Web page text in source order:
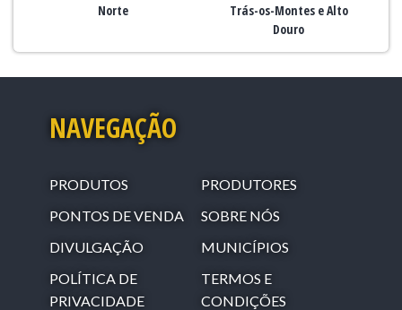
Norte
Trás-os-Montes e Alto
Douro
NAVEGAÇÃO
PRODUTOS
PRODUTORES
PONTOS DE VENDA
SOBRE NÓS
DIVULGAÇÃO
MUNICÍPIOS
POLÍTICA DE
PRIVACIDADE
TERMOS E
CONDIÇÕES